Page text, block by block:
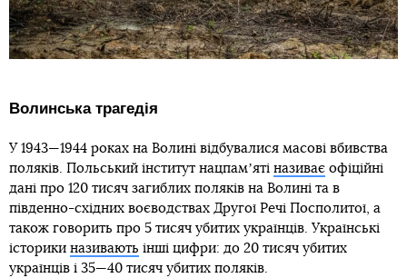
Волинська трагедія
У 1943—1944 роках на Волині відбувалися масові вбивства
поляків. Польський інститут нацпамʼяті називає офіційні
дані про 120 тисяч загиблих поляків на Волині та в
південно-східних воєводствах Другої Речі Посполитої, а
також говорить про 5 тисяч убитих українців. Українські
історики називають інші цифри: до 20 тисяч убитих
українців і 35—40 тисяч убитих поляків.